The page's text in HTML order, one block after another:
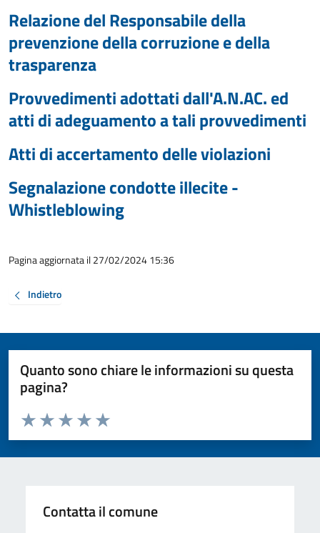
Relazione del Responsabile della
prevenzione della corruzione e della
trasparenza
Provvedimenti adottati dall'A.N.AC. ed
atti di adeguamento a tali provvedimenti
Atti di accertamento delle violazioni
Segnalazione condotte illecite -
Whistleblowing
Pagina aggiornata il 27/02/2024 15:36
Indietro
Quanto sono chiare le informazioni su questa
pagina?
Valuta da 1 a 5 stelle la pagina
Valuta 5 stelle su 5
Valuta 4 stelle su 5
Valuta 3 stelle su 5
Valuta 2 stelle su 5
Valuta 1 stelle su 5
Contatta il comune